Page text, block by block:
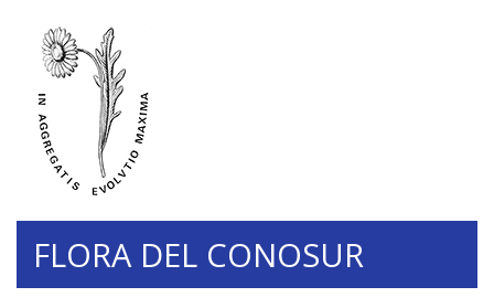
FLORA DEL CONOSUR